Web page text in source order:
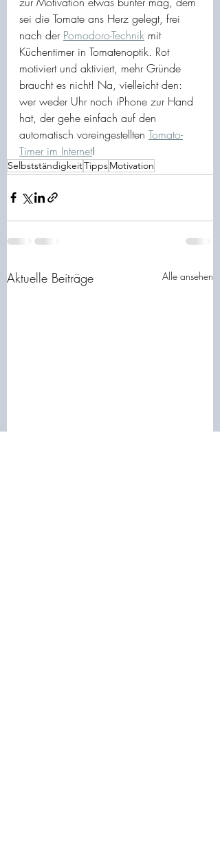
sei die Tomate ans Herz gelegt, frei
nach der Pomodoro-Technik mit
Küchentimer in Tomatenoptik. Rot
motiviert und aktiviert, mehr Gründe
braucht es nicht! Na, vielleicht den:
wer weder Uhr noch iPhone zur Hand
hat, der gehe einfach auf den
automatisch voreingestellten Tomato-
Timer im Internet!
SelbstständigkeitTippsMotivation
Aktuelle Beiträge Alle ansehen